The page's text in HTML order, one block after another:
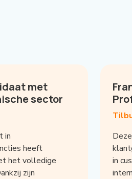
met
sector
in
heeft
het volledige
zijn
in